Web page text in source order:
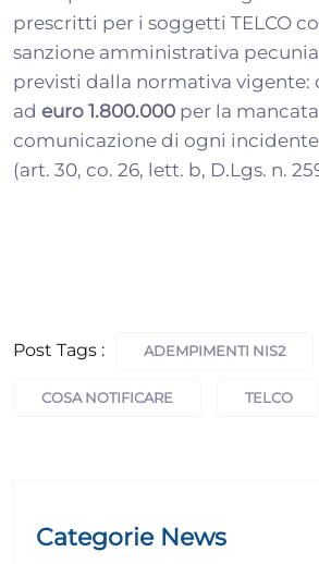
prescritti per i soggetti TELCO
sanzione amministrativa
previsti dalla normativa vigente:
ad euro 1.800.000 per la mancata
comunicazione di ogni
(art. 30, co. 26, lett. b, D.Lgs. n.
Post Tags : ADEMPIMENTI NIS2
COSA NOTIFICARE TELCO
Categorie News